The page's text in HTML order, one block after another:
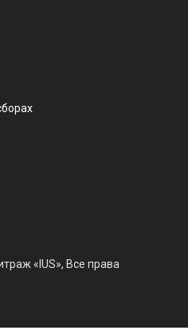
«IUS», Все права